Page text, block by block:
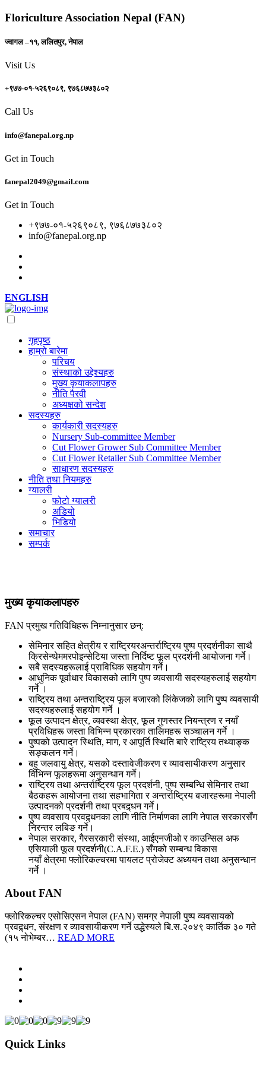
Floriculture Association Nepal (FAN)
ज्वागल –११, ललितपुर, नेपाल
Visit Us
+९७७-०१-५२६९०८९, ९७६८७७३८०२
Call Us
info@fanepal.org.np
Get in Touch
fanepal2049@gmail.com
Get in Touch
+९७७-०१-५२६९०८९, ९७६८७७३८०२
info@fanepal.org.np
ENGLISH
गृहपृष्ठ
हाम्रो बारेमा
परिचय
संस्थाको उद्देश्यहरु
मुख्य कृयाकलापहरु
नीति पैरवी
अध्यक्षको सन्देश
सदस्यहरु
कार्यकारी सदस्यहरु
Nursery Sub-committee Member
Cut Flower Grower Sub Committee Member
Cut Flower Retailer Sub Committee Member
साधारण सदस्यहरु
नीति तथा नियमहरु
ग्यालरी
फोटो ग्यालरी
अडियो
भिडियो
समाचार
सम्पर्क
मुख्य कृयाकलापहरु
FAN प्रमुख गतिविधिहरू निम्नानुसार छन्:
सेमिनार सहित क्षेत्रीय र राष्ट्रियरअन्तर्राष्ट्रिय पुष्प प्रदर्शनीका साथै
क्रिसेन्थेममरपोइन्सेटिया जस्ता निर्दिष्ट फूल प्रदर्शनी आयोजना गर्ने।
सबै सदस्यहरूलाई प्राविधिक सहयोग गर्ने।
आधुनिक पूर्वाधार विकासको लागि पुष्प व्यवसायी सदस्यहरुलाई सहयोग
गर्ने ।
राष्ट्रिय तथा अन्तराष्ट्रिय फूल बजारको लिंकेजको लागि पुष्प व्यवसायी
सदस्यहरुलाई सहयोग गर्ने ।
फूल उत्पादन क्षेत्र, व्यवस्था क्षेत्र, फूल गुणस्तर नियन्त्रण र नयाँ
प्रविधिहरू जस्ता विभिन्न प्रकारका तालिमहरू सञ्चालन गर्ने ।
पुष्पको उत्पादन स्थिति, माग, र आपूर्ति स्थिति बारे राष्ट्रिय तथ्याङ्क
सङ्कलन गर्ने।
बहु जलवायु क्षेत्र, यसको दस्तावेजीकरण र व्यावसायीकरण अनुसार
विभिन्न फूलहरूमा अनुसन्धान गर्ने।
राष्ट्रिय तथा अन्तर्राष्ट्रिय फूल प्रदर्शनी, पुष्प सम्बन्धि सेमिनार तथा
बैठकहरू आयोजना तथा सहभागिता र अन्तर्राष्ट्रिय बजारहरूमा नेपाली
उत्पादनको प्रदर्शनी तथा प्रबद्र्धन गर्ने।
पुष्प व्यवसाय प्रवद्र्धनका लागि नीति निर्माणका लागि नेपाल सरकारसँग
निरन्तर लबिङ गर्ने।
नेपाल सरकार, गैरसरकारी संस्था, आईएनजीओ र काउन्सिल अफ
एसियाली फूल प्रदर्शनी(C.A.F.E.) सँगको सम्बन्ध विकास
नयाँ क्षेत्रमा फ्लोरिकल्चरमा पायलट प्रोजेक्ट अध्ययन तथा अनुसन्धान
गर्ने ।
About FAN
फ्लोरिकल्चर एसोसिएसन नेपाल (FAN) समग्र नेपाली पुष्प व्यवसायको
प्रवद्र्धन, संरक्षण र व्यावसायीकरण गर्ने उद्धेस्यले बि.स.२०४९ कार्तिक ३० गते
(१५ नोभेम्बर… READ MORE
Quick Links